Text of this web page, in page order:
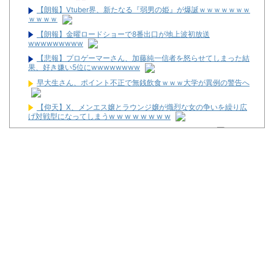
【朗報】Vtuber界、新たなる『弱男の姫』が爆誕ｗｗｗｗｗｗｗ
ｗｗｗｗ
【朗報】金曜ロードショーで8番出口が地上波初放送
wwwwwwwww
【悲報】プロゲーマーさん、加藤純一信者を怒らせてしまった結
果、好き嫌い5位にwwwwwwww
早大生さん、ポイント不正で無銭飲食ｗｗｗ大学が異例の警告へ
【仰天】X、メンエス嬢とラウンジ嬢が熾烈な女の争いを繰り広
げ対戦型になってしまうw w w w w w w w
お前ら「日本も核武装汁！」←１万発の核弾頭どこに